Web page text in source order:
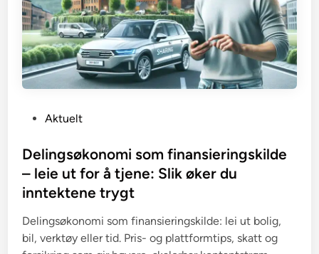
s
e
i
n
Aktuelt
Delingsøkonomi som finansieringskilde
– leie ut for å tjene: Slik øker du
inntektene trygt
Delingsøkonomi som finansieringskilde: lei ut bolig,
bil, verktøy eller tid. Pris- og plattformtips, skatt og